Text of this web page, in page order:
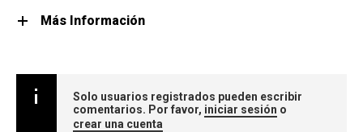
Más Información
Solo usuarios registrados pueden escribir
comentarios. Por favor, iniciar sesión o
crear una cuenta